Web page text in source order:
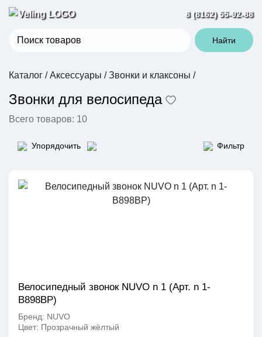
8 (8162) 55-92-88
Найти
Каталог / Аксессуары / Звонки и клаксоны /
Звонки для велосипеда
Всего товаров: 10
Упорядочить Фильтр
Велосипедный звонок NUVO n 1 (Арт. n 1-
B898BP)
Бренд: NUVO
Цвет: Прозрачный жёлтый